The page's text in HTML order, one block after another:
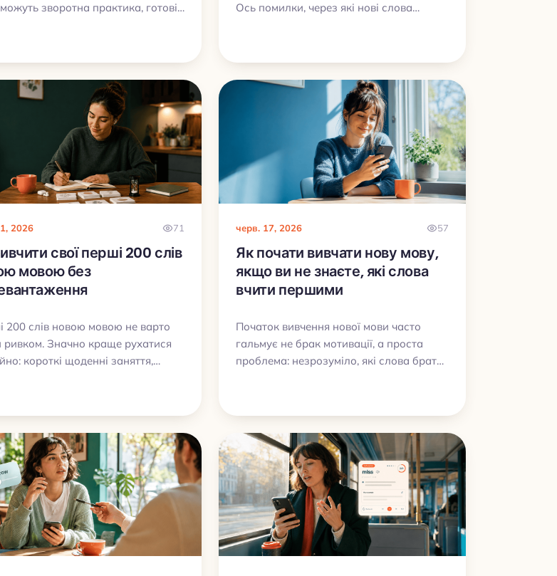
зворотна практика, готові
Ось помилки, через які нові слова
2026 71
свої перші 200 слів
мовою без
200 слів новою мовою не варто
ривком. Значно краще рухатися
короткі щоденні заняття,
черв. 17, 2026 57
Як почати вивчати нову мову,
якщо ви не знаєте, які слова
вчити першими
Початок вивчення нової мови часто
гальмує не брак мотивації, а проста
проблема: незрозуміло, які слова брати
повторення й зручний формат навчання,
а не ідеально підібрана лексика.